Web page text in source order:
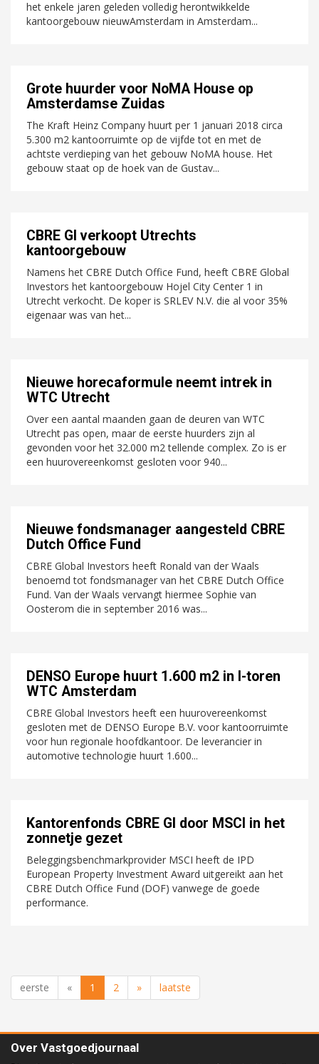
het enkele jaren geleden volledig herontwikkelde
kantoorgebouw nieuwAmsterdam in Amsterdam...
Grote huurder voor NoMA House op
Amsterdamse Zuidas
The Kraft Heinz Company huurt per 1 januari 2018 circa
5.300 m2 kantoorruimte op de vijfde tot en met de
achtste verdieping van het gebouw NoMA house. Het
gebouw staat op de hoek van de Gustav...
CBRE GI verkoopt Utrechts
kantoorgebouw
Namens het CBRE Dutch Office Fund, heeft CBRE Global
Investors het kantoorgebouw Hojel City Center 1 in
Utrecht verkocht. De koper is SRLEV N.V. die al voor 35%
eigenaar was van het...
Nieuwe horecaformule neemt intrek in
WTC Utrecht
Over een aantal maanden gaan de deuren van WTC
Utrecht pas open, maar de eerste huurders zijn al
gevonden voor het 32.000 m2 tellende complex. Zo is er
een huurovereenkomst gesloten voor 940...
Nieuwe fondsmanager aangesteld CBRE
Dutch Office Fund
CBRE Global Investors heeft Ronald van der Waals
benoemd tot fondsmanager van het CBRE Dutch Office
Fund. Van der Waals vervangt hiermee Sophie van
Oosterom die in september 2016 was...
DENSO Europe huurt 1.600 m2 in I-toren
WTC Amsterdam
CBRE Global Investors heeft een huurovereenkomst
gesloten met de DENSO Europe B.V. voor kantoorruimte
voor hun regionale hoofdkantoor. De leverancier in
automotive technologie huurt 1.600...
Kantorenfonds CBRE GI door MSCI in het
zonnetje gezet
Beleggingsbenchmarkprovider MSCI heeft de IPD
European Property Investment Award uitgereikt aan het
CBRE Dutch Office Fund (DOF) vanwege de goede
performance.
eerste « 1 2 » laatste
Over Vastgoedjournaal